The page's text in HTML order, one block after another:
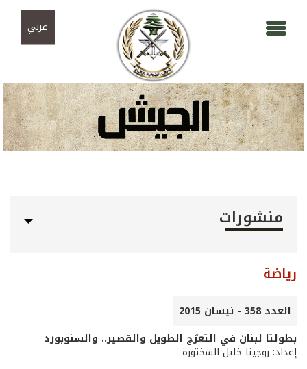
عربي
منشورات
رياضة
العدد 358 - نيسان 2015
بطولتا لبنان في التعرّج الطويل والقصير.. والسنوبورد
إعداد: روجينا خليل الشختورة